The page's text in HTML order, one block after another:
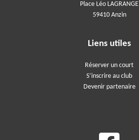
Place Léo LAGRANGE
59410 Anzin
Liens utiles
Réserver un court
S’inscrire au club
Devenir partenaire